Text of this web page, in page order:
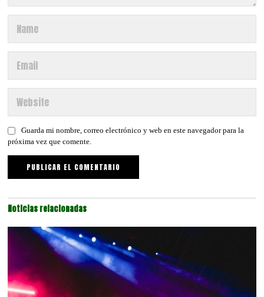
Guarda mi nombre, correo electrónico y web en este navegador para la
próxima vez que comente.
Noticias relacionadas